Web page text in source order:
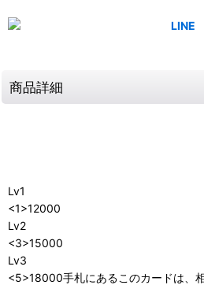
商品詳細
Lv1
<1>12000
Lv2
<3>15000
Lv3
<5>18000手札にあるこのカードは、